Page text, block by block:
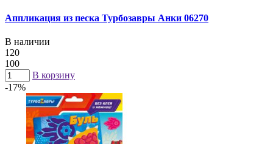
Аппликация из песка Турбозавры Анки 06270
В наличии
120
100
В корзину
-17%